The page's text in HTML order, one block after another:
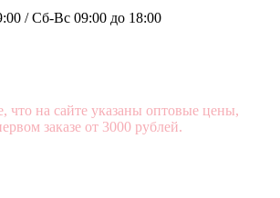
/Сб-Вс 09:00 до 18:00
что на сайте указаны оптовые цены,
заказе от 3000 рублей.